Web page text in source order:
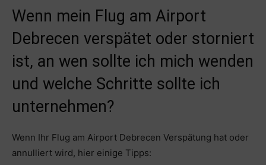
Wenn mein Flug am Airport
Debrecen verspätet oder storniert
ist, an wen sollte ich mich wenden
und welche Schritte sollte ich
unternehmen?
Wenn Ihr Flug am Airport Debrecen Verspätung hat oder
annulliert wird, hier einige Tipps: